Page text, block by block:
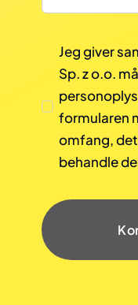
Jeg giver
Sp. z o.o.
formularen
omfang,
behandle